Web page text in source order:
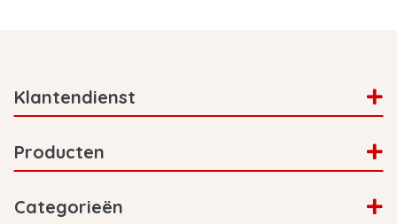
Klantendienst
Producten
Categorieën